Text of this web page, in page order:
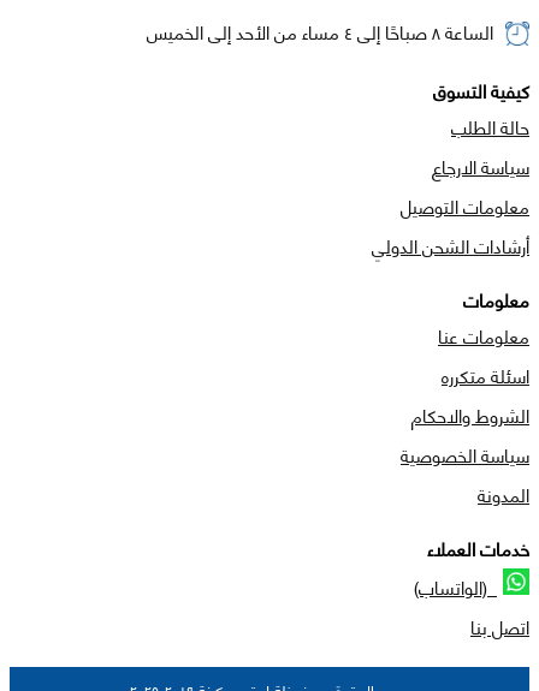
الساعة ٨ صباحًا إلى ٤ مساء من الأحد إلى الخميس
كيفية التسوق
حالة الطلب
سياسة الارجاع
معلومات التوصيل
أرشادات الشحن الدولي
معلومات
معلومات عنا
اسئلة متكرره
الشروط والاحكام
سياسة الخصوصية
المدونة
خدمات العملاء
(الواتساب)
اتصل بنا